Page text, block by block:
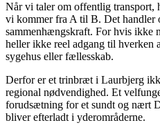
Når vi taler om offentlig transport,
vi kommer fra A til B. Det handler
sammenhængskraft. For hvis ikke
heller ikke reel adgang til hverken
sygehus eller fællesskab.
Derfor er et trinbræt i Laurbjerg
regional nødvendighed. Et
forudsætning for et sundt og nært
bliver efterladt i yderområderne.